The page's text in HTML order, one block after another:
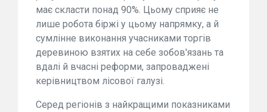
має скласти понад 90%. Цьому сприяє не
лише робота біржі у цьому напрямку, а й
сумлінне виконання учасниками торгів
деревиною взятих на себе зобов'язань та
вдалі й вчасні реформи, запроваджені
керівництвом лісової галузі.
Серед регіонів з найкращими показниками